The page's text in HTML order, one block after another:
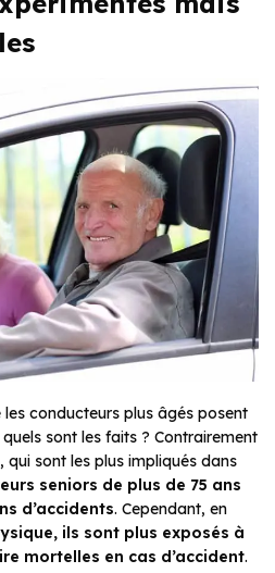
conducteurs plus âgés posent
sont les faits ? Contrairement
, qui sont les plus impliqués dans
seniors de plus de 75 ans
d’accidents. Cependant, en
ils sont plus exposés à
mortelles en cas d’accident.